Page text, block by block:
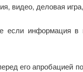
видео, деловая
если информация
его апробацией